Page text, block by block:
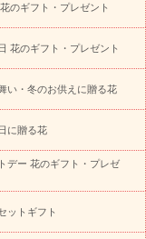
の花
四十九日法要以
花とセットギフト
えフラワー
お盆（新
お取り寄せギフト
ィ胡蝶蘭
プリザーブ
メント 花束
スタ
蘭 胡蝶蘭・花鉢
世界初の青色胡蝶蘭
リザーブドフラワー
ト
セミオーダー
みどりのeギフト
エローオレンジ
レッ
のギフト・プレゼント
花のギフト・プレゼント
い・冬のお供えに贈る花
に贈る花
デー 花のギフト・プレゼ
ットギフト